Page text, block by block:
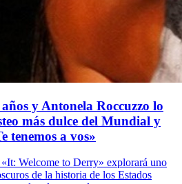
y Antonela Roccuzzo lo
más dulce del Mundial y
tenemos a vos»